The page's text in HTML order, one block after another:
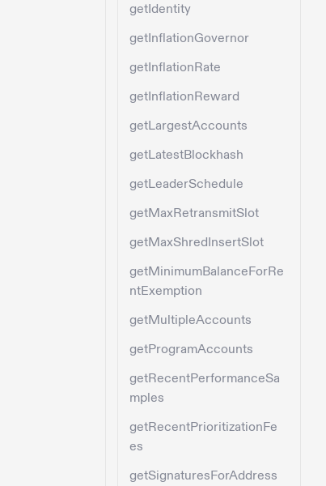
getIdentity
getInflationGovernor
getInflationRate
getInflationReward
getLargestAccounts
getLatestBlockhash
getLeaderSchedule
getMaxRetransmitSlot
getMaxShredInsertSlot
getMinimumBalanceForRe
ntExemption
getMultipleAccounts
getProgramAccounts
getRecentPerformanceSa
mples
getRecentPrioritizationFe
es
getSignaturesForAddress